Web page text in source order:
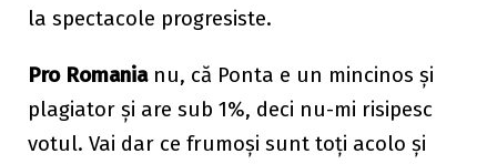
la spectacole progresiste.
Pro Romanianu, că Ponta e un mincinos și
plagiator și are sub 1%, deci nu-mi risipesc
votul. Vai dar ce frumoși sunt toți acolo și